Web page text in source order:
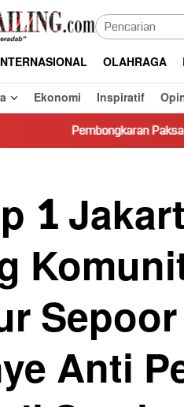
OLAHRAGA
Ekonomi Inspiratif
Paksa Rumah
1
Anti